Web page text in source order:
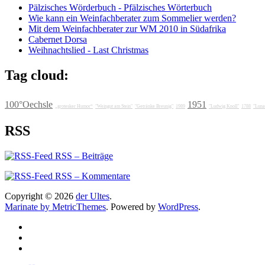
Pälzisches Wörderbuch - Pfälzisches Wörterbuch
Wie kann ein Weinfachberater zum Sommelier werden?
Mit dem Weinfachberater zur WM 2010 in Südafrika
Cabernet Dorsa
Weihnachtslied - Last Christmas
Tag cloud:
100°Oechsle „grotesker Humor“ "Weingut am Stein" "Getränke Breunig" 1989 1951 "Ludwig Knoll" 1788
RSS
RSS – Beiträge
RSS – Kommentare
Copyright © 2026 der Ultes.
Marinate by MetricThemes. Powered by WordPress.